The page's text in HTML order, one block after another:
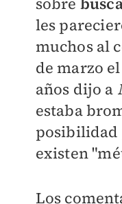
les
muchos al
de marzo
años dijo a
estaba
posibilidad
existen
Los